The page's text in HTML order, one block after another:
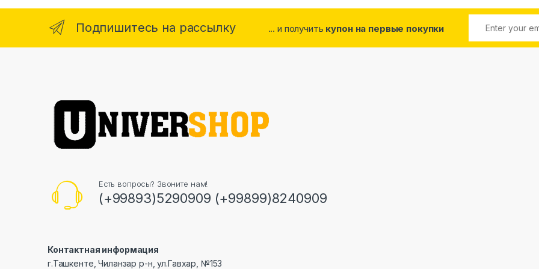
Подпишитесь на рассылку ... и получить купон на первые покупки
Есть вопросы? Звоните нам!
(+99893)5290909 (+99899)8240909
Контактная информация
г.Ташкенте, Чиланзар р-н, ул.Гавхар, №153